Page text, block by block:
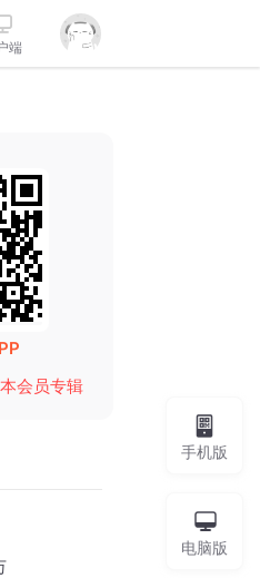
端
会员专辑
手机版
电脑版